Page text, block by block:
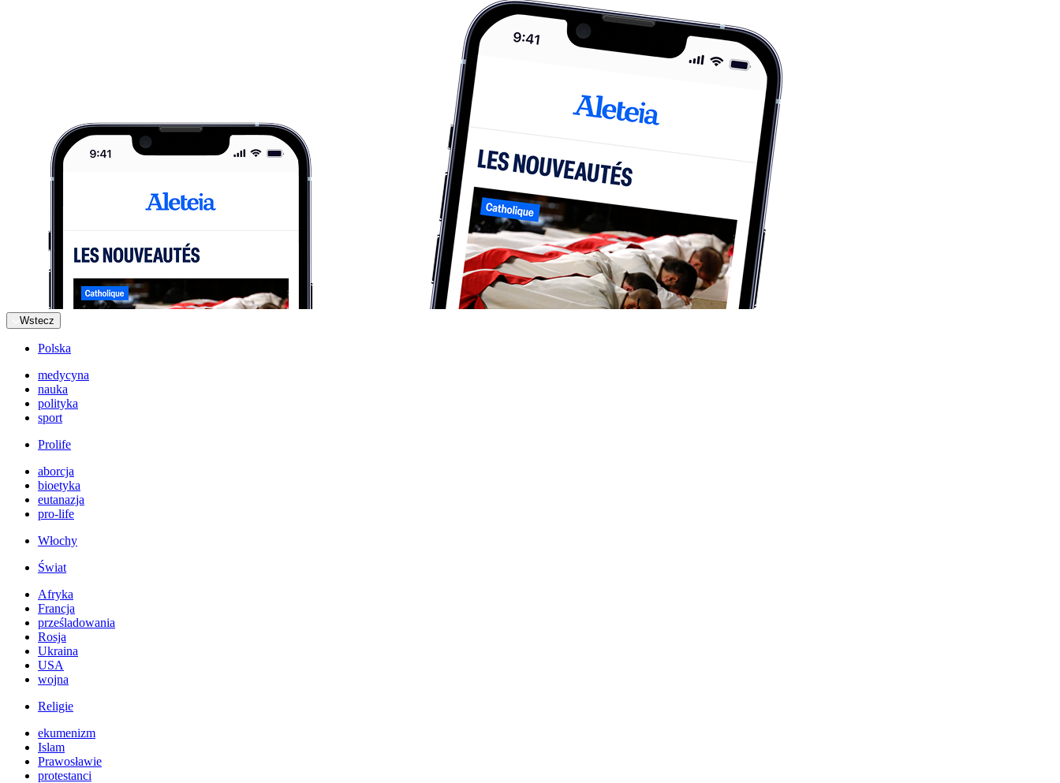
Wstecz
Polska
medycyna
nauka
polityka
sport
Prolife
aborcja
bioetyka
eutanazja
pro-life
Włochy
Świat
Afryka
Francja
prześladowania
Rosja
Ukraina
USA
wojna
Religie
ekumenizm
Islam
Prawosławie
protestanci